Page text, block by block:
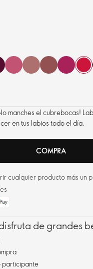
manches el cubrebocas!
en tus labios todo el día.
COMPRA
cualquier producto más un
de grandes
participante